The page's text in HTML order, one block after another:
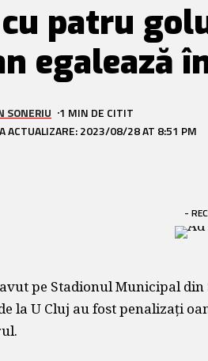
patru
egalează
ACTUALIZARE: 2023/08/28 AT 8:51 PM
SONERIU 1 MIN DE CITIT
-
pe Stadionul Municipal
la U Cluj au fost penalizați